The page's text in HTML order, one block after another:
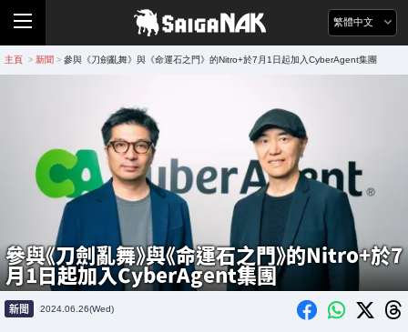
繁體中文
主頁 > 新聞 > 參與《刀劍亂舞》與《命運石之門》的Nitro+於7月1日起加入CyberAgent集團
參與《刀劍亂舞》與《命運石之門》的Nitro+於7
月1日起加入CyberAgent集團
新聞 2024.06.26(Wed)